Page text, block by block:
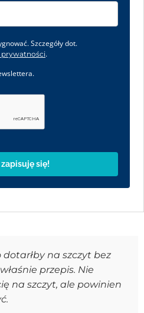
Szczegóły dot.
prywatności.
zapisuję się!
na szczyt bez
przepis. Nie
na szczyt, ale powinien